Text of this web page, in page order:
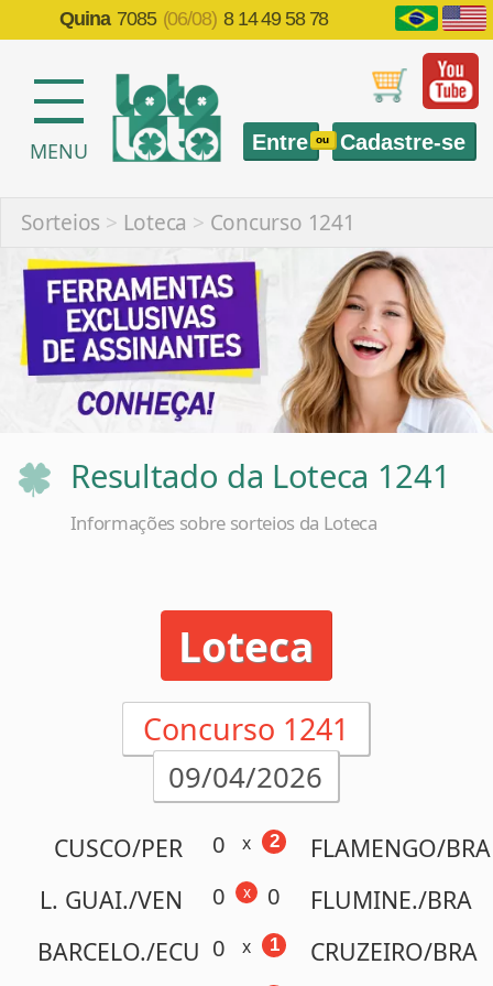
Quina 7085 (06/08) 8 14 49 58 78
Entre ou Cadastre-se
Resultado da Loteca 1241
Informações sobre sorteios da Loteca
Concurso 1241
09/04/2026
CUSCO/PER 0 x FLAMENGO/BRA
2
L. GUAI./VEN 0 FLUMINE./BRA
0
BARCELO./ECU x CRUZEIRO/BRA
1
AMERICA/RN x ABC/RN
3
B.
RIVER/URY
0 x S.
PAULO/BRA